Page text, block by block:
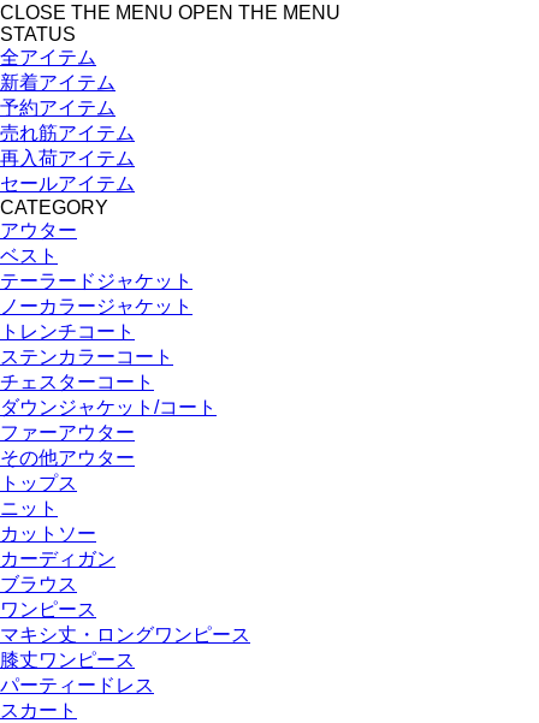
CLOSE THE MENU OPEN THE MENU
STATUS
全アイテム
新着アイテム
予約アイテム
売れ筋アイテム
再入荷アイテム
セールアイテム
CATEGORY
アウター
ベスト
テーラードジャケット
ノーカラージャケット
トレンチコート
ステンカラーコート
チェスターコート
ダウンジャケット/コート
ファーアウター
その他アウター
トップス
ニット
カットソー
カーディガン
ブラウス
ワンピース
マキシ丈・ロングワンピース
膝丈ワンピース
パーティードレス
スカート